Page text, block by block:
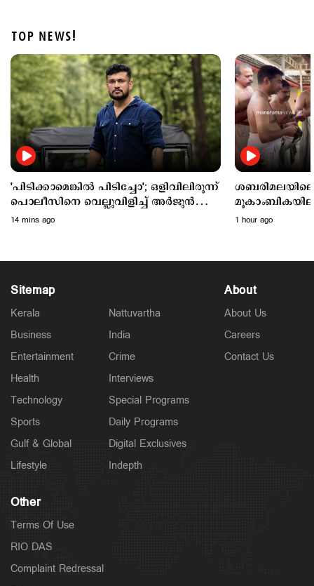
Latest
ശബരിമല നെയ്യ് ക്രമക്കേട്; ദേവസ്വം മുന്‍ പ്രസിഡന്‍റ്
പി.എസ്.പ്രശാന്തിനെ പ്രതി ചേര്‍ക്കും
2 hours ago
ഇന്ന് സംസ്ഥാനത്ത് പരക്കെ മഴ; ഏഴിടത്ത് ഓറഞ്ച്
അലര്‍ട്ട്; മഴ അവധി ഇങ്ങനെ
TOP NEWS!
'പിടിക്കാമെങ്കിൽ പിടിച്ചോ'; ഒളിവിലിരുന്ന്
പൊലീസിനെ വെല്ലുവിളിച്ച് അർജുൻ
ആയങ്കി
14 mins ago
പ്രത്യേക
1 hour ago
Sitemap
Kerala
Business
Entertainment
Health
Technology
Sports
Gulf & Global
Lifestyle
Nattuvartha
India
Crime
Interviews
Special Programs
Daily Programs
Digital Exclusives
Indepth
About
About Us
Careers
Contact Us
Other
Terms Of Use
RIO DAS
Complaint Redressal